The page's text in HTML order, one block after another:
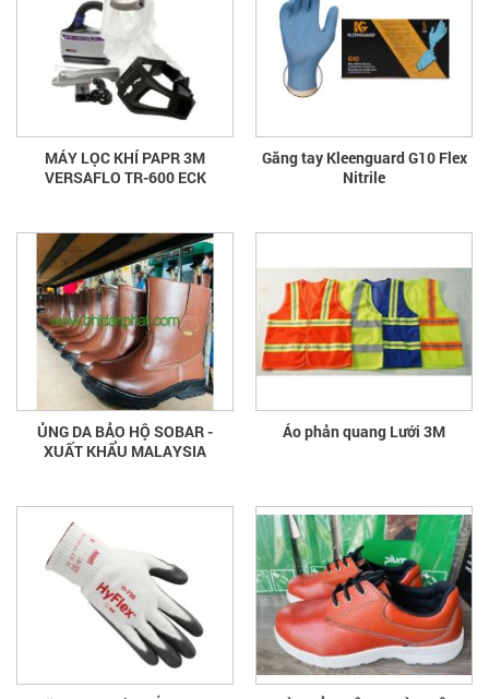
MÁY LỌC KHÍ PAPR 3M
VERSAFLO TR-600 ECK
Găng tay Kleenguard G10 Flex
Nitrile
ỦNG DA BẢO HỘ SOBAR -
XUẤT KHẨU MALAYSIA
Áo phản quang Lưới 3M